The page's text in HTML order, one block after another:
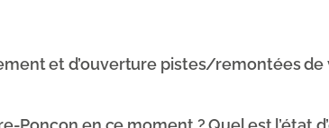
et d’ouverture pistes/remontées